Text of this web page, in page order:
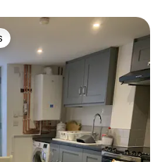
les plus aimés